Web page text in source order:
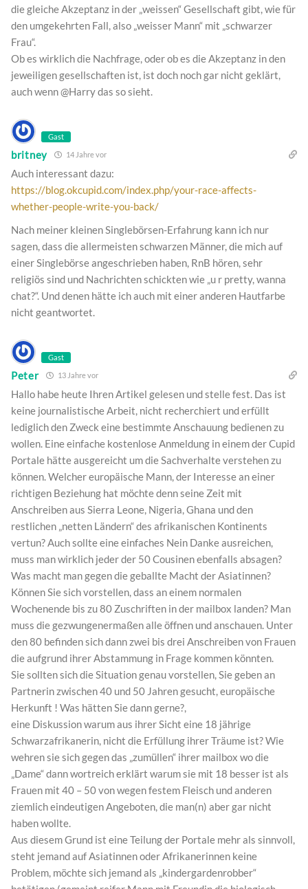
die gleiche Akzeptanz in der „weissen“ Gesellschaft gibt, wie für
den umgekehrten Fall, also „weisser Mann“ mit „schwarzer
Frau“.
Ob es wirklich die Nachfrage, oder ob es die Akzeptanz in den
jeweiligen gesellschaften ist, ist doch noch gar nicht geklärt,
auch wenn @Harry das so sieht.
Gast
britney 14 Jahre vor
Auch interessant dazu:
https://blog.okcupid.com/index.php/your-race-affects-
whether-people-write-you-back/
Nach meiner kleinen Singlebörsen-Erfahrung kann ich nur
sagen, dass die allermeisten schwarzen Männer, die mich auf
einer Singlebörse angeschrieben haben, RnB hören, sehr
religiös sind und Nachrichten schickten wie „u r pretty, wanna
chat?“. Und denen hätte ich auch mit einer anderen Hautfarbe
nicht geantwortet.
Gast
Peter 13 Jahre vor
Hallo habe heute Ihren Artikel gelesen und stelle fest. Das ist
keine journalistische Arbeit, nicht recherchiert und erfüllt
lediglich den Zweck eine bestimmte Anschauung bedienen zu
wollen. Eine einfache kostenlose Anmeldung in einem der Cupid
Portale hätte ausgereicht um die Sachverhalte verstehen zu
können. Welcher europäische Mann, der Interesse an einer
richtigen Beziehung hat möchte denn seine Zeit mit
Anschreiben aus Sierra Leone, Nigeria, Ghana und den
restlichen „netten Ländern“ des afrikanischen Kontinents
vertun? Auch sollte eine einfaches Nein Danke ausreichen,
muss man wirklich jeder der 50 Cousinen ebenfalls absagen?
Was macht man gegen die geballte Macht der Asiatinnen?
Können Sie sich vorstellen, dass an einem normalen
Wochenende bis zu 80 Zuschriften in der mailbox landen? Man
muss die gezwungenermaßen alle öffnen und anschauen. Unter
den 80 befinden sich dann zwei bis drei Anschreiben von Frauen
die aufgrund ihrer Abstammung in Frage kommen könnten.
Sie sollten sich die Situation genau vorstellen, Sie geben an
Partnerin zwischen 40 und 50 Jahren gesucht, europäische
Herkunft ! Was hätten Sie dann gerne?,
eine Diskussion warum aus ihrer Sicht eine 18 jährige
Schwarzafrikanerin, nicht die Erfüllung ihrer Träume ist? Wie
wehren sie sich gegen das „zumüllen“ ihrer mailbox wo die
„Dame“ dann wortreich erklärt warum sie mit 18 besser ist als
Frauen mit 40 – 50 von wegen festem Fleisch und anderen
ziemlich eindeutigen Angeboten, die man(n) aber gar nicht
haben wollte.
Aus diesem Grund ist eine Teilung der Portale mehr als sinnvoll,
steht jemand auf Asiatinnen oder Afrikanerinnen keine
Problem, möchte sich jemand als „kindergardenrobber“